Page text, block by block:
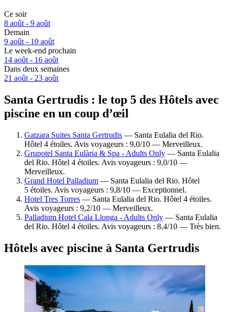
Ce soir
8 août - 9 août
Demain
9 août - 10 août
Le week-end prochain
14 août - 16 août
Dans deux semaines
21 août - 23 août
Santa Gertrudis : le top 5 des Hôtels avec
piscine en un coup d’œil
Gatzara Suites Santa Gertrudis — Santa Eulalia del Rio.
Hôtel 4 étoiles. Avis voyageurs : 9,0/10 — Merveilleux.
Grupotel Santa Eulària & Spa - Adults Only — Santa Eulalia
del Rio. Hôtel 4 étoiles. Avis voyageurs : 9,0/10 —
Merveilleux.
Grand Hotel Palladium — Santa Eulalia del Rio. Hôtel
5 étoiles. Avis voyageurs : 9,8/10 — Exceptionnel.
Hotel Tres Torres — Santa Eulalia del Rio. Hôtel 4 étoiles.
Avis voyageurs : 9,2/10 — Merveilleux.
Palladium Hotel Cala Llonga - Adults Only — Santa Eulalia
del Rio. Hôtel 4 étoiles. Avis voyageurs : 8,4/10 — Très bien.
Hôtels avec piscine à Santa Gertrudis